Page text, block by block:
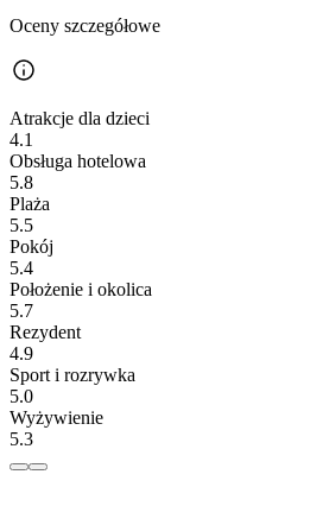
Oceny szczegółowe
Atrakcje dla dzieci
4.1
Obsługa hotelowa
5.8
Plaża
5.5
Pokój
5.4
Położenie i okolica
5.7
Rezydent
4.9
Sport i rozrywka
5.0
Wyżywienie
5.3